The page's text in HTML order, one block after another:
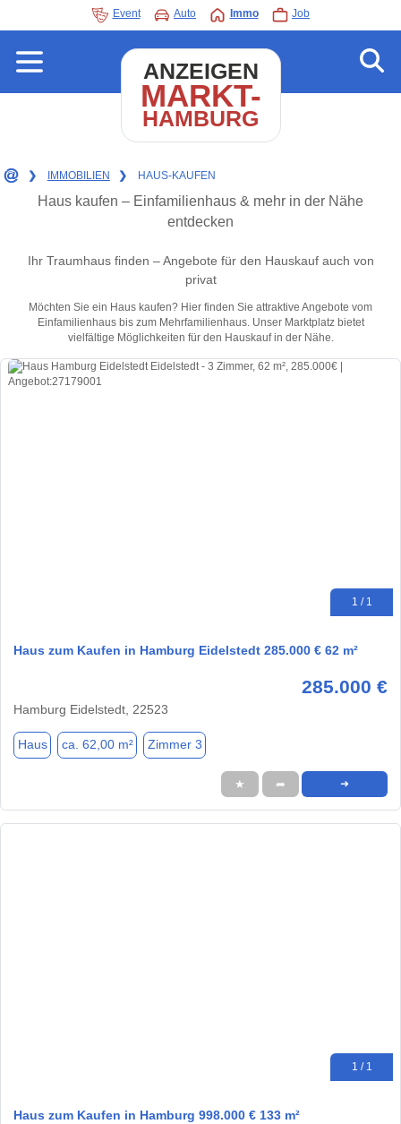
Event Auto Immo Job
ANZEIGEN
MARKT-
HAMBURG
❯ IMMOBILIEN ❯ HAUS-KAUFEN
Haus kaufen – Einfamilienhaus & mehr in der Nähe
entdecken
Ihr Traumhaus finden – Angebote für den Hauskauf auch von
privat
Möchten Sie ein Haus kaufen? Hier finden Sie attraktive Angebote vom
Einfamilienhaus bis zum Mehrfamilienhaus. Unser Marktplatz bietet
vielfältige Möglichkeiten für den Hauskauf in der Nähe.
1 / 1
Haus zum Kaufen in Hamburg Eidelstedt 285.000 € 62 m²
285.000 €
Hamburg Eidelstedt, 22523
Haus ca. 62,00 m² Zimmer 3
★ ➦ ➜
1 / 1
Haus zum Kaufen in Hamburg 998.000 € 133 m²